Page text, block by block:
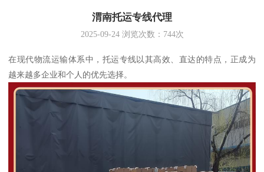
渭南托运专线代理
2025-09-24浏览次数： 744次
在现代物流运输体系中，托运专线以其高效、直达的特点，正成为
越来越多企业和个人的优先选择。